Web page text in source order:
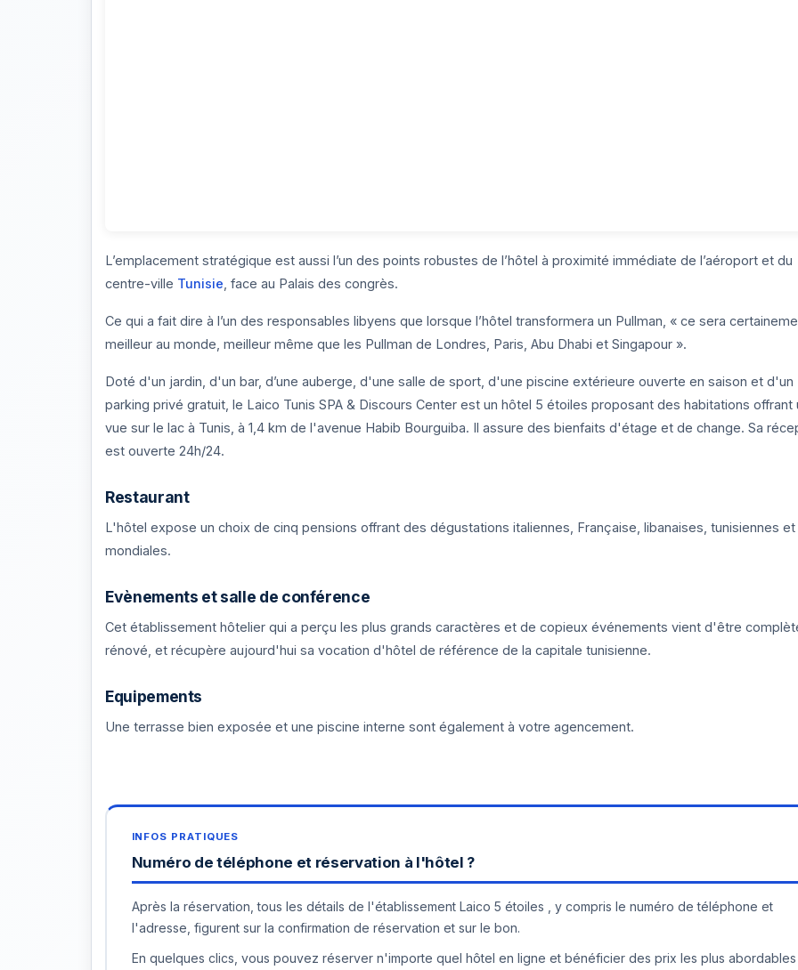
L’emplacement stratégique est aussi l’un des points robustes de l’hôtel à proximité immédiate de l’aéroport et du
centre-ville Tunisie , face au Palais des congrès.
Ce qui a fait dire à l’un des responsables libyens que lorsque l’hôtel transformera un Pullman, « ce sera
meilleur au monde, meilleur même que les Pullman de Londres, Paris, Abu Dhabi et Singapour ».
Doté d'un jardin, d'un bar, d’une auberge, d'une salle de sport, d'une piscine extérieure ouverte en saison et d'un
parking privé gratuit, le Laico Tunis SPA & Discours Center est un hôtel 5 étoiles proposant des habitations offrant
vue sur le lac à Tunis, à 1,4 km de l'avenue Habib Bourguiba. Il assure des bienfaits d'étage et de change. Sa
est ouverte 24h/24.
Restaurant
L'hôtel expose un choix de cinq pensions offrant des dégustations italiennes, Française, libanaises, tunisiennes et
mondiales.
Evènements et salle de conférence
Cet établissement hôtelier qui a perçu les plus grands caractères et de copieux événements vient d'être
rénové, et récupère aujourd'hui sa vocation d'hôtel de référence de la capitale tunisienne.
Equipements
Une terrasse bien exposée et une piscine interne sont également à votre agencement.
Numéro de téléphone et réservation à l'hôtel ?
Après la réservation, tous les détails de l'établissement Laico 5 étoiles , y compris le numéro de téléphone et
l'adresse, figurent sur la confirmation de réservation et sur le bon.
En quelques clics, vous pouvez réserver n'importe quel hôtel en ligne et bénéficier des prix les plus abordables